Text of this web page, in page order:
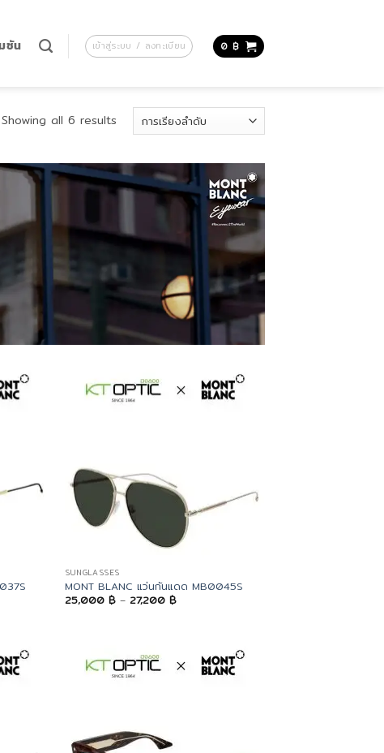
ชัน เข้าสู่ระบบ / ลงทะเบียน 0 ฿
Showing all 6 results
SUNGLASSES
MONT BLANC แว่นกันแดด MB0045S
25,000฿ – 27,200฿Price